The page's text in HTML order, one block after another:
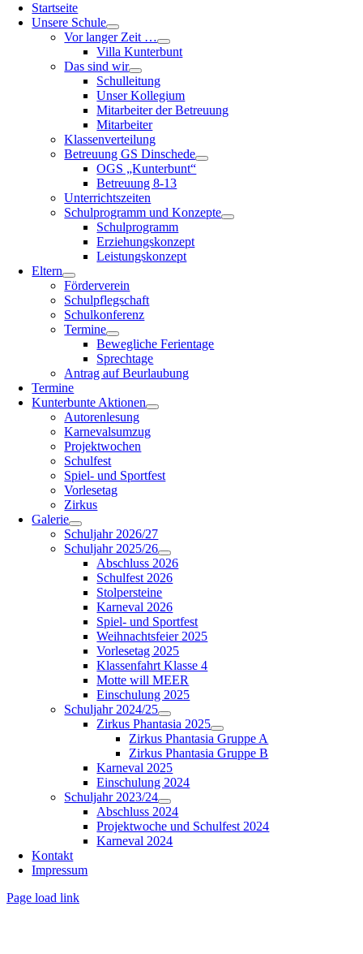
Startseite
Unsere Schule
Vor langer Zeit …
Villa Kunterbunt
Das sind wir
Schulleitung
Unser Kollegium
Mitarbeiter der Betreuung
Mitarbeiter
Klassenverteilung
Betreuung GS Dinschede
OGS „Kunterbunt“
Betreuung 8-13
Unterrichtszeiten
Schulprogramm und Konzepte
Schulprogramm
Erziehungskonzept
Leistungskonzept
Eltern
Förderverein
Schulpflegschaft
Schulkonferenz
Termine
Bewegliche Ferientage
Sprechtage
Antrag auf Beurlaubung
Termine
Kunterbunte Aktionen
Autorenlesung
Karnevalsumzug
Projektwochen
Schulfest
Spiel- und Sportfest
Vorlesetag
Zirkus
Galerie
Schuljahr 2026/27
Schuljahr 2025/26
Abschluss 2026
Schulfest 2026
Stolpersteine
Karneval 2026
Spiel- und Sportfest
Weihnachtsfeier 2025
Vorlesetag 2025
Klassenfahrt Klasse 4
Motte will MEER
Einschulung 2025
Schuljahr 2024/25
Zirkus Phantasia 2025
Zirkus Phantasia Gruppe A
Zirkus Phantasia Gruppe B
Karneval 2025
Einschulung 2024
Schuljahr 2023/24
Abschluss 2024
Projektwoche und Schulfest 2024
Karneval 2024
Kontakt
Impressum
Page load link